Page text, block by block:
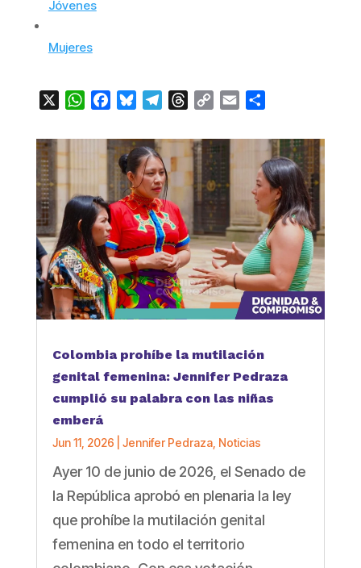
Jóvenes
Mujeres
WhatsApp
FacebookBlueskyTelegramThreads
Copy Email
Colombia prohíbe la mutilación
genital femenina: Jennifer Pedraza
cumplió su palabra con las niñas
emberá
Jun 11, 2026 Jennifer Pedraza, Noticias
Ayer 10 de junio de 2026, el Senado de
la República aprobó en plenaria la ley
que prohíbe la mutilación genital
femenina en todo el territorio